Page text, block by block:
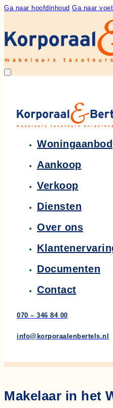
Ga naar hoofdinhoud Ga naar
Woningaanbod
Aankoop
Verkoop
Diensten
Over ons
Documenten
Contact
070 – 346 84 00
info@korporaalenbertels.nl
Makelaar in het